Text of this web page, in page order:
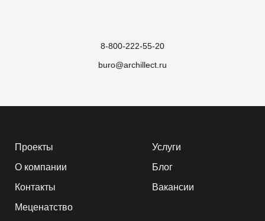
8-800-222-55-20
buro@archillect.ru
Проекты
Услуги
О компании
Блог
Контакты
Вакансии
Меценатство